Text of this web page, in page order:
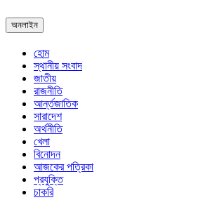
অনলাইন
হোম
স্থানীয় সংবাদ
জাতীয়
রাজনীতি
আর্ন্তজাতিক
সারাদেশ
অর্থনীতি
খেলা
বিনোদন
আজকের পত্রিকা
প্রযুক্তি
চাকরি